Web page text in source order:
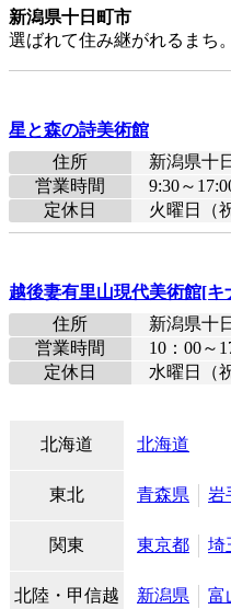
新潟県十日町市
選ばれて住み継がれるまち
星と森の詩美術館
住所
新潟県十
営業時間
9:30～
定休日
火曜日（
越後妻有里山現代美術館[キ
住所
新潟県十
営業時間
10：00～
定休日
水曜日（
北海道 北海道
東北 青森県 岩
関東 東京都 埼
北陸・甲信越 新潟県 富